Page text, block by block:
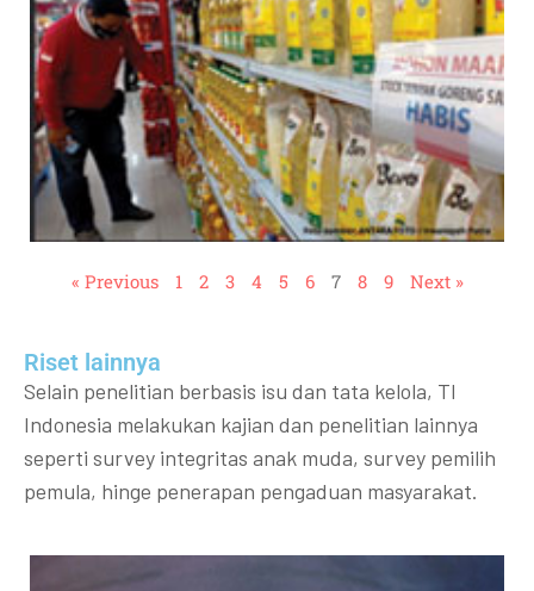
« Previous 1 2 3 4 5 6 7 8 9 Next »
Riset lainnya​​
Selain penelitian berbasis isu dan tata kelola, TI
Indonesia melakukan kajian dan penelitian lainnya
seperti survey integritas anak muda, survey pemilih
pemula, hinge penerapan pengaduan masyarakat.